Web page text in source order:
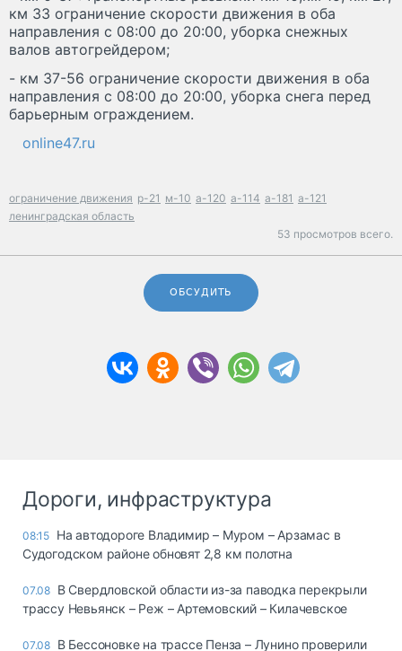
км 33 ограничение скорости движения в оба
направления с 08:00 до 20:00, уборка снежных
валов автогрейдером;
- км 37-56 ограничение скорости движения в оба
направления с 08:00 до 20:00, уборка снега перед
барьерным ограждением.
online47.ru
ограничение движения р-21 м-10 а-120 а-114 а-181 а-121
ленинградская область
53 просмотров всего.
ОБСУДИТЬ
Дороги, инфраструктура
08:15 На автодороге Владимир – Муром – Арзамас в
Судогодском районе обновят 2,8 км полотна
07.08 В Свердловской области из-за паводка перекрыли
трассу Невьянск – Реж – Артемовский – Килачевское
07.08 В Бессоновке на трассе Пенза – Лунино проверили